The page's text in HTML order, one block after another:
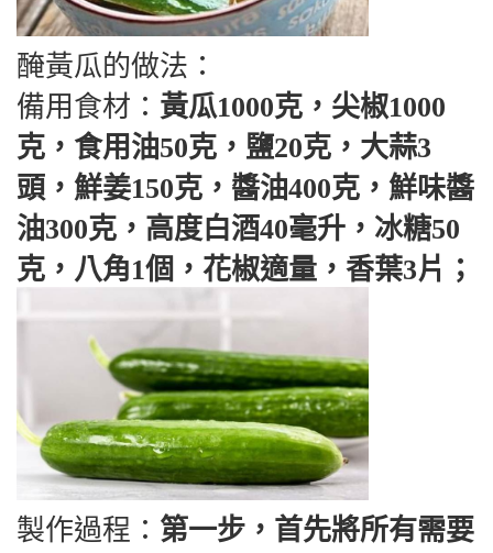
醃黃瓜的做法：
備用食材： 黃瓜1000克，尖椒1000
克，食用油50克，鹽20克，大蒜3
頭，鮮姜150克，醬油400克，鮮味醬
油300克，高度白酒40毫升，冰糖50
克，八角1個，花椒適量，香葉3片；
製作過程： 第一步，首先將所有需要